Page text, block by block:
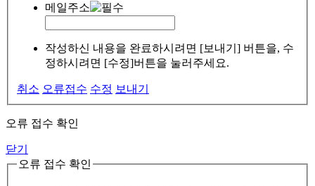
메일주소
작성하신 내용을 완료하시려면 [보내기] 버튼을, 수
정하시려면 [수정]버튼을 눌러주세요.
취소 오류접수 수정 보내기
오류 접수 확인
닫기
오류 접수 확인